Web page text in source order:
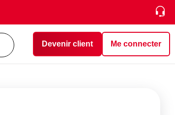
Devenir client Me connecter